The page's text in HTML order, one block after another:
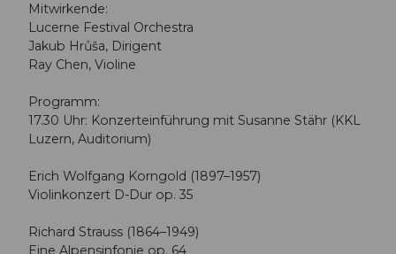
Mitwirkende:
Lucerne Festival Orchestra
Jakub Hrůša, Dirigent
Ray Chen, Violine
Programm:
17.30 Uhr: Konzerteinführung mit Susanne Stähr (KKL
Luzern, Auditorium)
Erich Wolfgang Korngold (1897–1957)
Violinkonzert D-Dur op. 35
Richard Strauss (1864–1949)
Eine Alpensinfonie op. 64